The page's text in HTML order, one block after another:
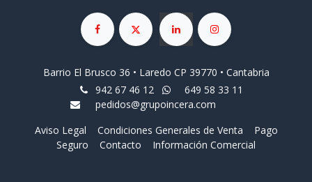
Barrio El Brusco 36 • Laredo CP 39770 • Cantabria
942 67 46 12
649 58 33 11
pedidos@grupoincera.com
Aviso Legal
Condiciones Generales de Venta
Pago
Seguro
Contacto Información Comercial